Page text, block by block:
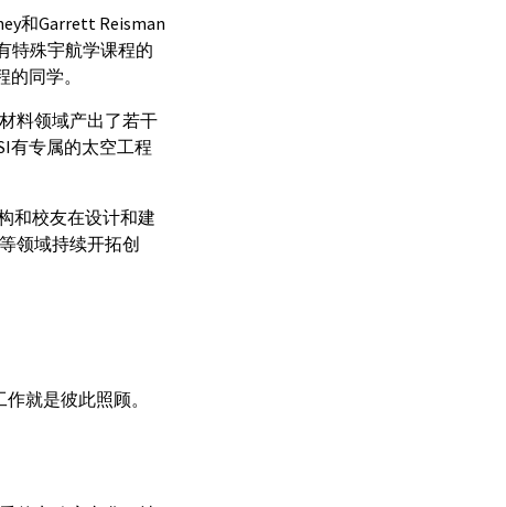
和Garrett Reisman
特殊宇航学课程的
同学。
料领域产出了若干
有专属的太空工程
和校友在设计和建
领域持续开拓创
就是彼此照顾。